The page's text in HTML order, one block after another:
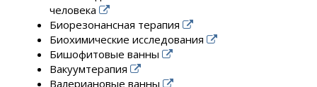
человека
Биорезонансная терапия
Биохимические исследования
Бишофитовые ванны
Вакуумтерапия
Валериановые ванны